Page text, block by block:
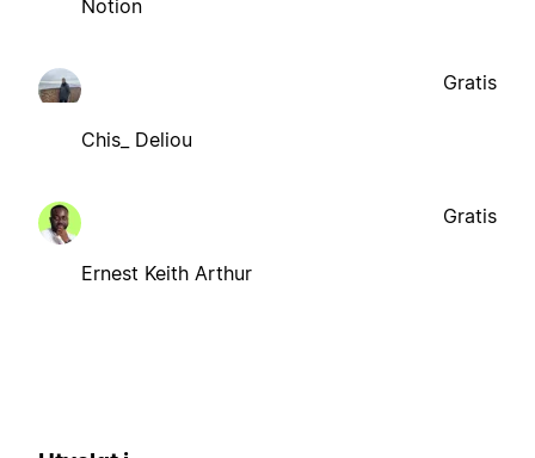
Notion
Chis_ Deliou
Gratis
Ernest Keith Arthur
Gratis